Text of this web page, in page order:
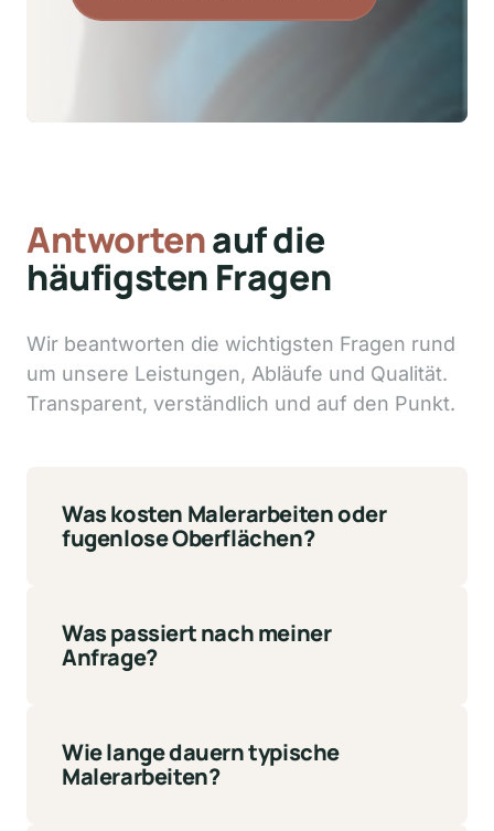
Antworten auf die
häufigsten Fragen
Wir beantworten die wichtigsten Fragen
um unsere Leistungen, Abläufe und
Transparent, verständlich und auf den Punkt.
Was kosten Malerarbeiten oder
fugenlose Oberflächen?
Nach einer unverbindlichen Besichtigung
erstellen wir ein transparentes Angebot mit
klar definierten Leistungen.
Was passiert nach meiner
Anfrage?
vereinbaren auf Wunsch einen
Besichtigungstermin. Anschließend erhalten
Wie lange dauern typische
Malerarbeiten?